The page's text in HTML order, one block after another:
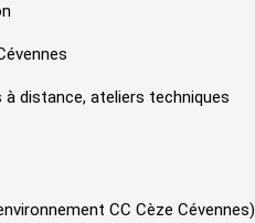
distance, ateliers techniques
CC Cèze Cévennes)